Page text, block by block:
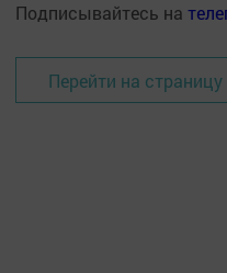
Подписывайтесь на
Перейти на